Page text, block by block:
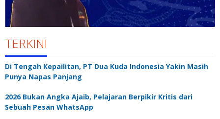
TERKINI
Di Tengah Kepailitan, PT Dua Kuda Indonesia Yakin Masih
Punya Napas Panjang
2026 Bukan Angka Ajaib, Pelajaran Berpikir Kritis dari
Sebuah Pesan WhatsApp